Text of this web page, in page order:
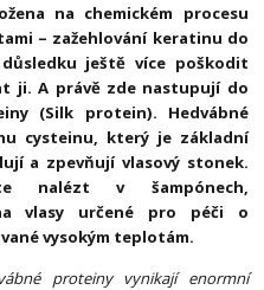
na chemickém procesu
– zažehlování keratinu do
ještě více poškodit
ji. A právě zde nastupují do
(Silk protein). Hedvábné
cysteinu, který je základní
a zpevňují vlasový stonek.
nalézt v šampónech,
vlasy určené pro péči o
vysokým teplotám.
proteiny vynikají enormní